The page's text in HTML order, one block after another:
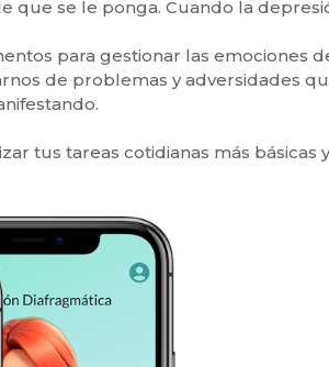
se le ponga. Cuando la
para gestionar las emociones
de problemas y adversidades
tus tareas cotidianas más